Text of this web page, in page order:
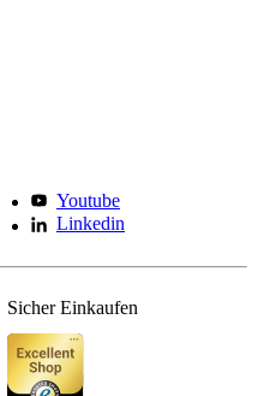
Youtube
Linkedin
Sicher Einkaufen